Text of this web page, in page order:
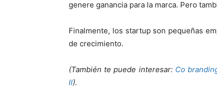
genere ganancia para la marca. Pero
Finalmente, los startup son pequeñas
de crecimiento.
(También te puede interesar: Co
II).